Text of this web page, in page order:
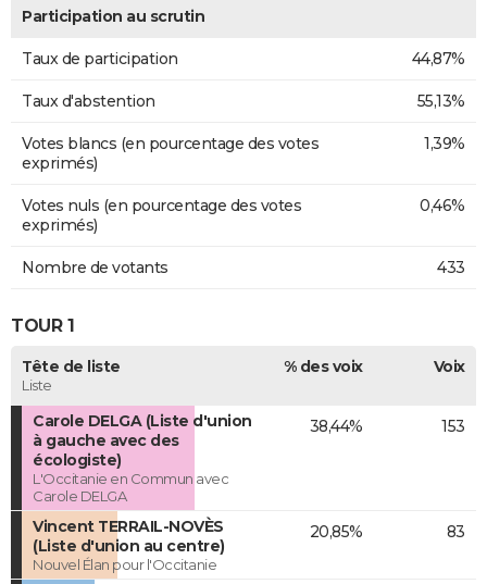
Participation au scrutin
Taux de participation 44,87%
Taux d'abstention 55,13%
Votes blancs (en pourcentage des votes
exprimés)
1,39%
Votes nuls (en pourcentage des votes
exprimés)
0,46%
Nombre de votants 433
TOUR 1
Tête de liste
Liste
% des voix Voix
Carole DELGA (Liste d'union
à gauche avec des
écologiste)
L'Occitanie en Commun avec
Carole DELGA
38,44% 153
Vincent TERRAIL-NOVÈS
(Liste d'union au centre)
Nouvel Élan pour l'Occitanie
20,85% 83